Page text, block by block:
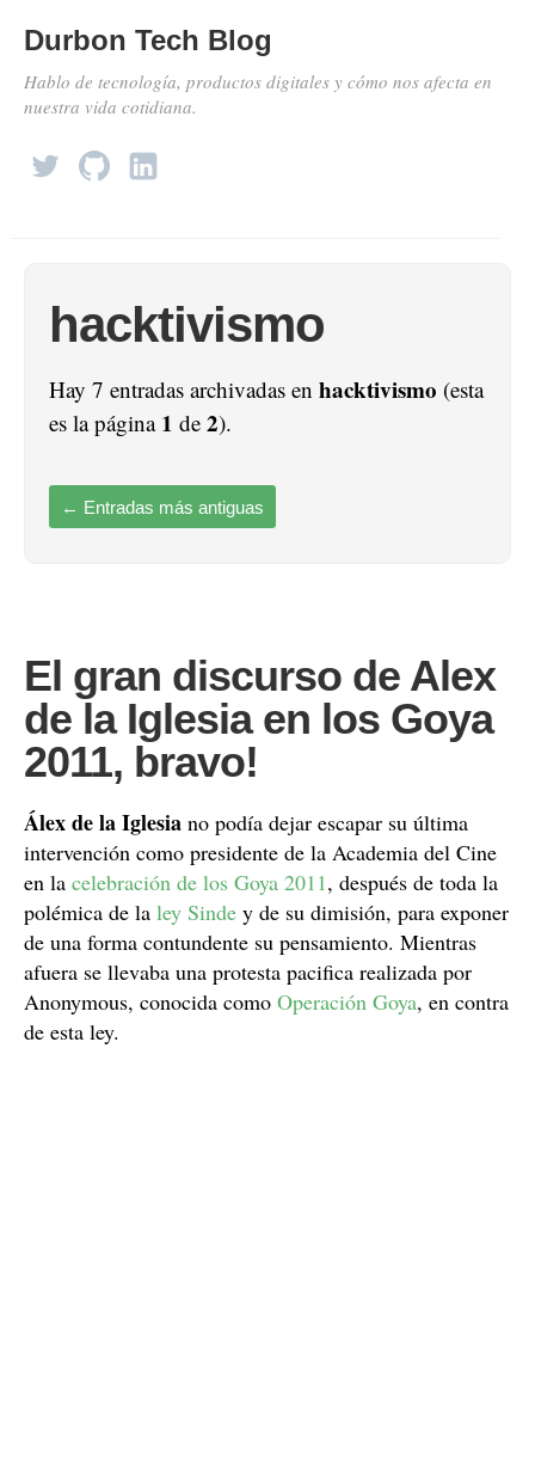
Durbon Tech Blog
Hablo de tecnología, productos digitales y cómo nos afecta en
nuestra vida cotidiana.
hacktivismo
Hay 7 entradas archivadas en hacktivismo (esta
es la página 1 de 2).
← Entradas más antiguas
El gran discurso de Alex
de la Iglesia en los Goya
2011, bravo!
Álex de la Iglesia no podía dejar escapar su última
intervención como presidente de la Academia del Cine
en la celebración de los Goya 2011, después de toda la
polémica de la ley Sinde y de su dimisión, para exponer
de una forma contundente su pensamiento. Mientras
afuera se llevaba una protesta pacifica realizada por
Anonymous, conocida como Operación Goya, en contra
de esta ley.